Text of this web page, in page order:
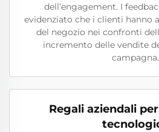
dell’engagement. I
evidenziato che i clienti hanno
del negozio nei confronti
incremento delle vendite
campagna.
Regali aziendali